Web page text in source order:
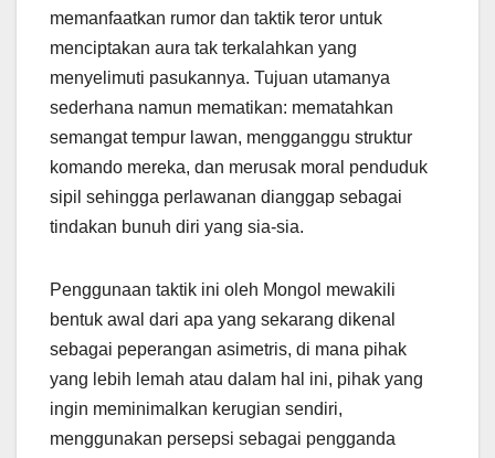
memanfaatkan rumor dan taktik teror untuk
menciptakan aura tak terkalahkan yang
menyelimuti pasukannya. Tujuan utamanya
sederhana namun mematikan: mematahkan
semangat tempur lawan, mengganggu struktur
komando mereka, dan merusak moral penduduk
sipil sehingga perlawanan dianggap sebagai
tindakan bunuh diri yang sia-sia.
Penggunaan taktik ini oleh Mongol mewakili
bentuk awal dari apa yang sekarang dikenal
sebagai peperangan asimetris, di mana pihak
yang lebih lemah atau dalam hal ini, pihak yang
ingin meminimalkan kerugian sendiri,
menggunakan persepsi sebagai pengganda